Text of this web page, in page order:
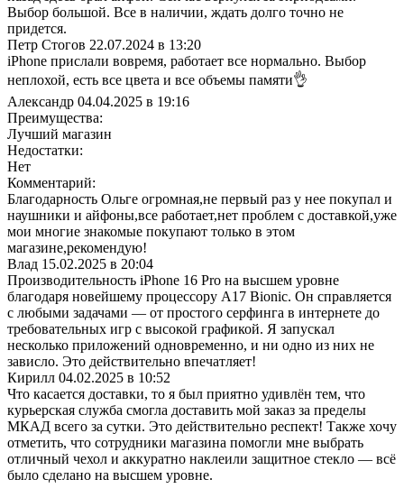
Выбор большой. Все в наличии, ждать долго точно не
придется.
Петр Стогов 22.07.2024 в 13:20
iPhone прислали вовремя, работает все нормально. Выбор
неплохой, есть все цвета и все объемы памяти👌
Александр 04.04.2025 в 19:16
Преимущества:
Лучший магазин
Недостатки:
Нет
Комментарий:
Благодарность Ольге огромная,не первый раз у нее покупал и
наушники и айфоны,все работает,нет проблем с доставкой,уже
мои многие знакомые покупают только в этом
магазине,рекомендую!
Влад 15.02.2025 в 20:04
Производительность iPhone 16 Pro на высшем уровне
благодаря новейшему процессору A17 Bionic. Он справляется
с любыми задачами — от простого серфинга в интернете до
требовательных игр с высокой графикой. Я запускал
несколько приложений одновременно, и ни одно из них не
зависло. Это действительно впечатляет!
Кирилл 04.02.2025 в 10:52
Что касается доставки, то я был приятно удивлён тем, что
курьерская служба смогла доставить мой заказ за пределы
МКАД всего за сутки. Это действительно респект! Также хочу
отметить, что сотрудники магазина помогли мне выбрать
отличный чехол и аккуратно наклеили защитное стекло — всё
было сделано на высшем уровне.